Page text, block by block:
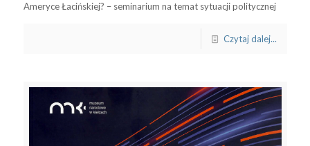
Ameryce Łacińskiej? – seminarium na temat sytuacji politycznej
Czytaj dalej...